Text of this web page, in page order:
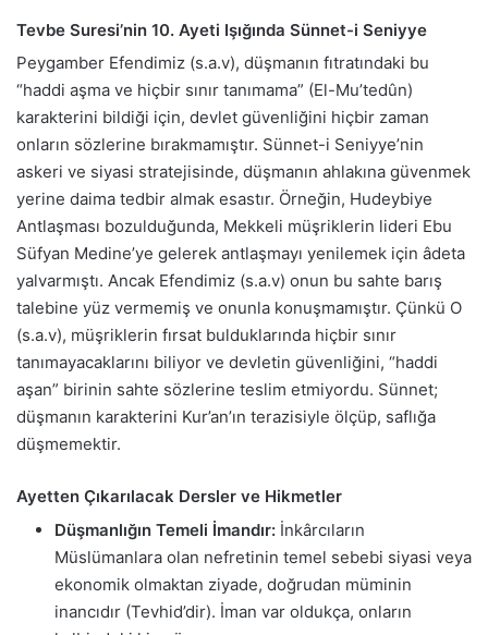
Tevbe Suresi’nin 10. Ayeti Işığında Sünnet-i Seniyye
Peygamber Efendimiz (s.a.v), düşmanın fıtratındaki bu
“haddi aşma ve hiçbir sınır tanımama” (El-Mu’tedûn)
karakterini bildiği için, devlet güvenliğini hiçbir zaman
onların sözlerine bırakmamıştır. Sünnet-i Seniyye’nin
askeri ve siyasi stratejisinde, düşmanın ahlakına güvenmek
yerine daima tedbir almak esastır. Örneğin, Hudeybiye
Antlaşması bozulduğunda, Mekkeli müşriklerin lideri Ebu
Süfyan Medine’ye gelerek antlaşmayı yenilemek için âdeta
yalvarmıştı. Ancak Efendimiz (s.a.v) onun bu sahte barış
talebine yüz vermemiş ve onunla konuşmamıştır. Çünkü O
(s.a.v), müşriklerin fırsat bulduklarında hiçbir sınır
tanımayacaklarını biliyor ve devletin güvenliğini, “haddi
aşan” birinin sahte sözlerine teslim etmiyordu. Sünnet;
düşmanın karakterini Kur’an’ın terazisiyle ölçüp, saflığa
düşmemektir.
Ayetten Çıkarılacak Dersler ve Hikmetler
Düşmanlığın Temeli İmandır: İnkârcıların
Müslümanlara olan nefretinin temel sebebi siyasi veya
ekonomik olmaktan ziyade, doğrudan müminin
inancıdır (Tevhid’dir). İman var oldukça, onların